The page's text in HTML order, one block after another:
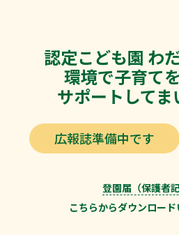
認定こども園 わ
環境で子育て
サポートしてま
広報誌準備中です
登園届（保護者記
こちらからダウンロード